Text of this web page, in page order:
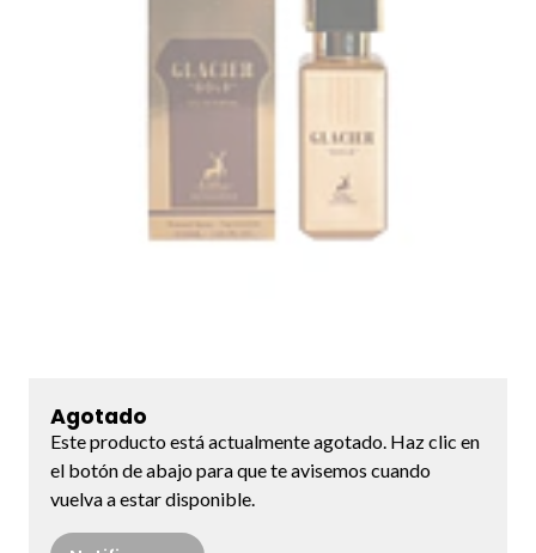
Agotado
Este producto está actualmente agotado. Haz clic en
el botón de abajo para que te avisemos cuando
vuelva a estar disponible.